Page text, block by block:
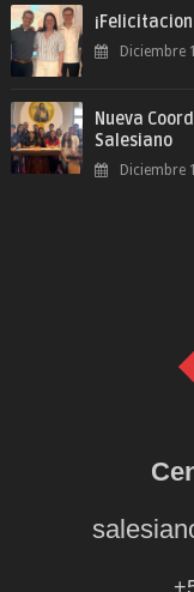
Diciembre
Nueva
Salesiano
Diciembre